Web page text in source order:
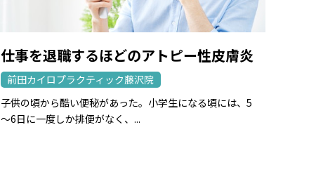
仕事を退職するほどのアトピー性皮膚炎
前田カイロプラクティック藤沢院
子供の頃から酷い便秘があった。小学生になる頃には、5
～6日に一度しか排便がなく、...